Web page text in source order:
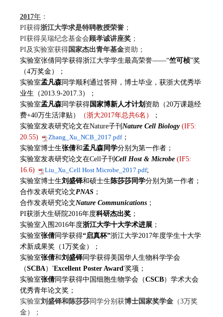
2017年 ：
PI获得浙江大学求是特聘教授荣誉 ；
PI获得吴瑞纪念基金会顾孝诚讲座奖 ；
PI及实验室获得国家杰出青年基金资助；
实验室张倩同学获得浙江大学学生最高荣誉——“竺可桢”奖
（4万奖金）；
实验室孟凡森 同学顺利通过答辩，博士毕业， 获浙大优秀毕
业生（2013.9-2017.3）；
实验室孟凡森 同学获得国家博新人才计划 资助（20万课题经
费+40万生活津贴）
（浙大2017年总共6名）
；
实验室发表研究论文在Nature子刊 Nature Cell Biology (IF5:
20.55)
Zhang_Xu_NCB_2017.pdf；
实验室博士生张倩和孟凡森 同学分别为第一作者；
实验室发表研究论文在Cell子刊 Cell Host & Microbe (IF5:
16.6)
Liu_Xu_Cell Host Microbe_2017.pdf;
实验室博士生刘盛铎和硕士生 陈莎莎 同学分别为第一作者；
合作发表研究论文PNAS ；
合作发表研究论文Nature Communications ；
PI获浙大生研院2016年度科研杰出奖 ；
实验室入围2016年度浙江大学十大学术进展 ；
实验室张倩同学获得“启真杯”浙江大学2017年度学生十大学
术新成果奖（1万奖金）；
实验室张倩和刘盛铎同学获得美国华人生物科学学会
（SCBA）'Excellent Poster Award'奖项；
实验室张倩同学获得中国细胞生物学会（CSCB）学术大会
优秀青年论文奖；
实验室刘盛铎和 陈莎莎 同学分别获博士国家奖学金 （3万奖
金）；